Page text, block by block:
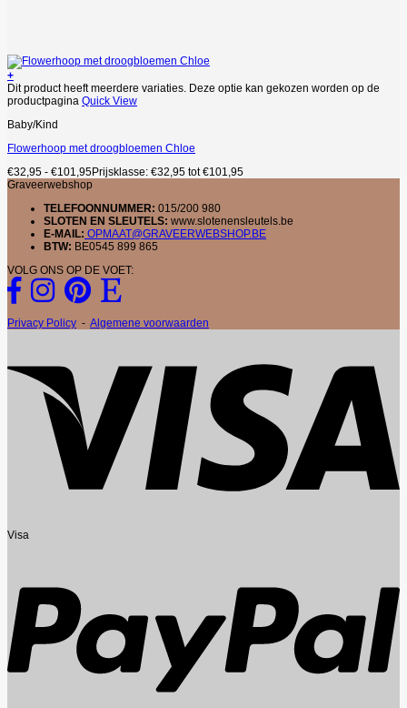
+
Dit product heeft meerdere variaties. Deze optie kan gekozen worden op de
productpagina Quick View
Baby/Kind
Flowerhoop met droogbloemen Chloe
€32,95 - €101,95Prijsklasse: €32,95 tot €101,95
Graveerwebshop
TELEFOONNUMMER: 015/200 980
SLOTEN EN SLEUTELS: www.slotenensleutels.be
E-MAIL: OPMAAT@GRAVEERWEBSHOP.BE
BTW: BE0545 899 865
VOLG ONS OP DE VOET:
Privacy Policy - Algemene voorwaarden
Visa